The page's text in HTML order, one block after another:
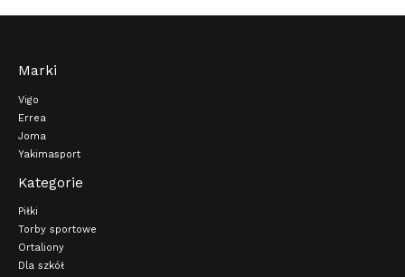
Marki
Vigo
Errea
Joma
Yakimasport
Kategorie
Piłki
Torby sportowe
Ortaliony
Dla szkół